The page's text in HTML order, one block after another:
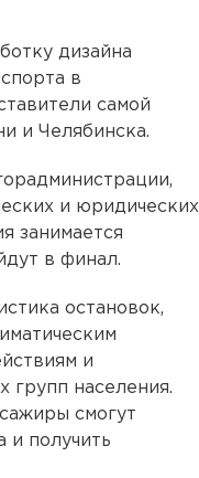
дизайна
в
самой
и Челябинска.
и юридических
занимается
в финал.
остановок,
и
групп населения.
смогут
и получить